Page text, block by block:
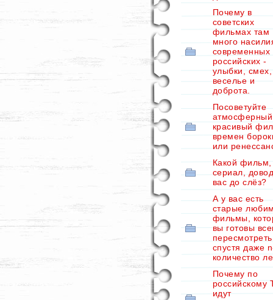
Почему в
советских
фильмах там
много
современных
российских -
улыбки, смех,
веселье и
доброта.
Посоветуйте
красивый
времен
или
Какой фильм,
сериал,
вас до слёз?
А у вас есть
старые
фильмы,
вы готовы
спустя даже
количество
Почему по
российскому
идут